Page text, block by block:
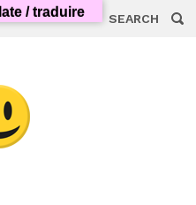
SEARCH
/ traduire